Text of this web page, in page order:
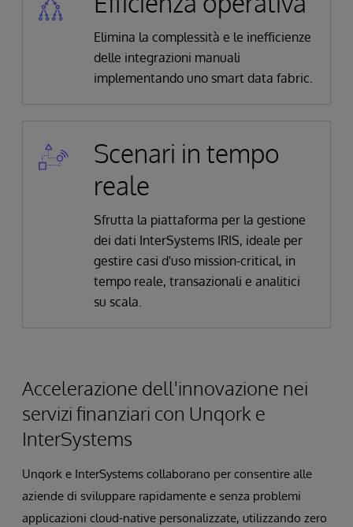
Elimina la complessità e le inefficienze
delle integrazioni manuali
implementando uno smart data fabric.
Scenari in tempo
reale
Sfrutta la piattaforma per la gestione
dei dati InterSystems IRIS, ideale per
gestire casi d'uso mission-critical, in
tempo reale, transazionali e analitici
su scala.
Accelerazione dell'innovazione nei
servizi finanziari con Unqork e
InterSystems
Unqork e InterSystems collaborano per consentire alle
aziende di sviluppare rapidamente e senza problemi
applicazioni cloud-native personalizzate, utilizzando zero